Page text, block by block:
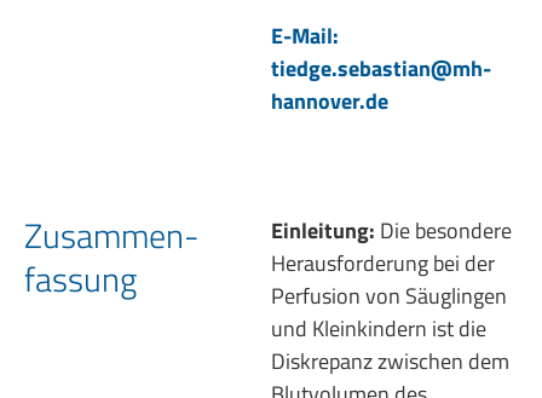
E-Mail:
tiedge.sebastian@mh-
hannover.de
Zusammen­
fassung
Einleitung: Die besondere
Herausforderung bei der
Perfusion von Säuglingen
und Kleinkindern ist die
Diskrepanz zwischen dem